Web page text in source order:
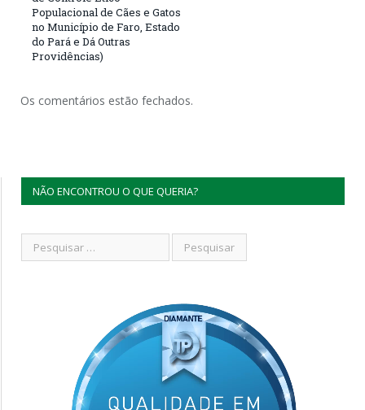
Populacional de Cães e Gatos
no Município de Faro, Estado
do Pará e Dá Outras
Providências)
Os comentários estão fechados.
NÃO ENCONTROU O QUE QUERIA?